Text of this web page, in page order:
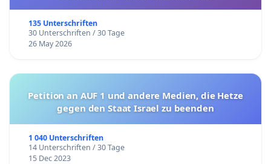
135 Unterschriften
30 Unterschriften / 30 Tage
26 May 2026
Petition an AUF 1 und andere Medien, die Hetze
gegen den Staat Israel zu beenden
1 040 Unterschriften
14 Unterschriften / 30 Tage
15 Dec 2023